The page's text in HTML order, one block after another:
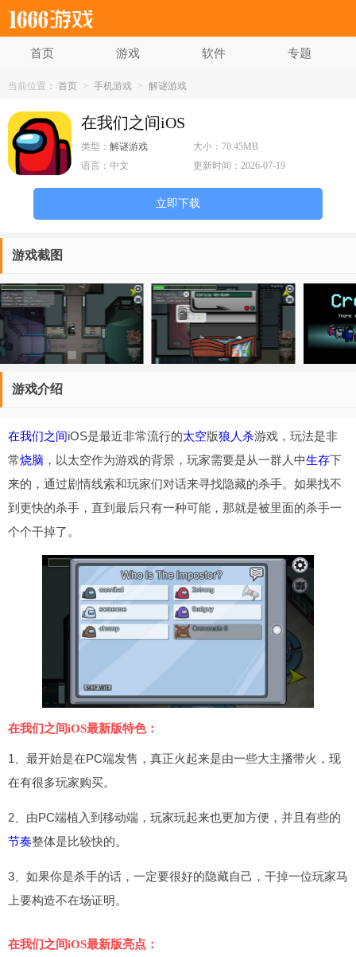
首页 游戏 软件 专题
当前位置： 首页 > 手机游戏 > 解谜游戏
在我们之间iOS
类型： 解谜游戏 大小： 70.45MB
语言： 中文 更新时间：2026-07-19
立即下载
游戏截图
游戏介绍
在我们之间iOS是最近非常流行的太空版狼人杀游戏，玩法是非
常烧脑 ，以太空作为游戏的背景，玩家需要是从一群人中生存下
来的，通过剧情线索和玩家们对话来寻找隐藏的杀手。如果找不
到更快的杀手，直到最后只有一种可能，那就是被里面的杀手一
个个干掉了。
在我们之间iOS最新版特色：
1、最开始是在PC端发售，真正火起来是由一些大主播带火，现
在有很多玩家购买。
2、由PC端植入到移动端，玩家玩起来也更加方便，并且有些的
节奏整体是比较快的。
3、如果你是杀手的话，一定要很好的隐藏自己，干掉一位玩家马
上要构造不在场证明。
在我们之间iOS最新版亮点：